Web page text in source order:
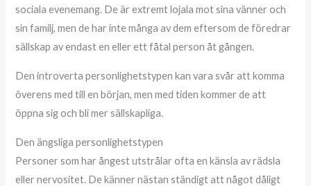
sociala evenemang. De är extremt lojala mot sina vänner och
sin familj, men de har inte många av dem eftersom de föredrar
sällskap av endast en eller ett fåtal person åt gången.
Den introverta personlighetstypen kan vara svår att komma
överens med till en början, men med tiden kommer de att
öppna sig och bli mer sällskapliga.
Den ängsliga personlighetstypen
Personer som har ångest utstrålar ofta en känsla av rädsla
eller nervositet. De känner nästan ständigt att något dåligt